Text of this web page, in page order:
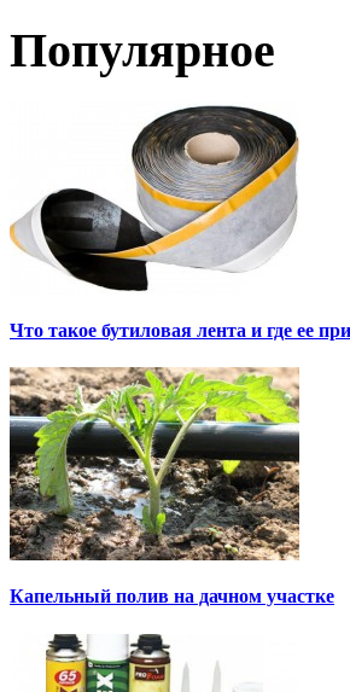
Популярное
Что такое бутиловая лента и где ее
Капельный полив на дачном участке